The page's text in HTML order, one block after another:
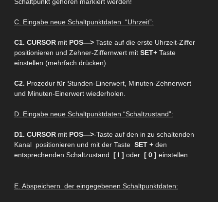
Schaltpunkt gehören markiert werden!
C. Eingabe neue Schaltpunktdaten “Uhrzeit”:
C1. CURSORmit POS—>Taste auf die erste Uhrzeit-Ziffer
positionieren und Zehner-Ziffernwert mit SET+ Taste
einstellen (mehrfach drücken).
C2. Prozedur für Stunden-Einerwert, Minuten-Zehnerwert
und Minuten-Einerwert wiederholen.
D. Eingabe neue Schaltpunktdaten “Schaltzustand”:
D1. CURSORmit POS—>-Taste auf den in zu schaltenden
Kanal positionieren und mit der Taste SET +den
entsprechenden Schaltzustand [ I ] oder [ 0 ] einstellen.
E. Abspeichern der eingegebenen Schaltpunktdaten: